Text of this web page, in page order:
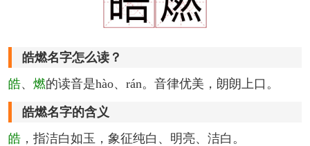
皓燃名字怎么读？
皓、 燃的读音是hào、rán。音律优美，朗朗上口。
皓燃名字的含义
皓 ，指洁白如玉，象征纯白、明亮、洁白。